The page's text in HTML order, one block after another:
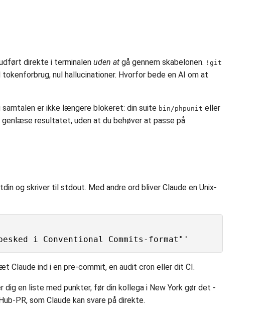
direkte i terminalen uden at gå gennem skabelonen. !git
nul hallucinationer. Hvorfor bede en AI om at
samtalen er ikke længere blokeret: din suite bin/phpunit eller
resultatet, uden at du behøver at passe på
og skriver til stdout. Med andre ord bliver Claude en Unix-
Claude ind i en pre-commit, en audit cron eller dit CI.
en liste med punkter, før din kollega i New York gør det -
PR, som Claude kan svare på direkte.